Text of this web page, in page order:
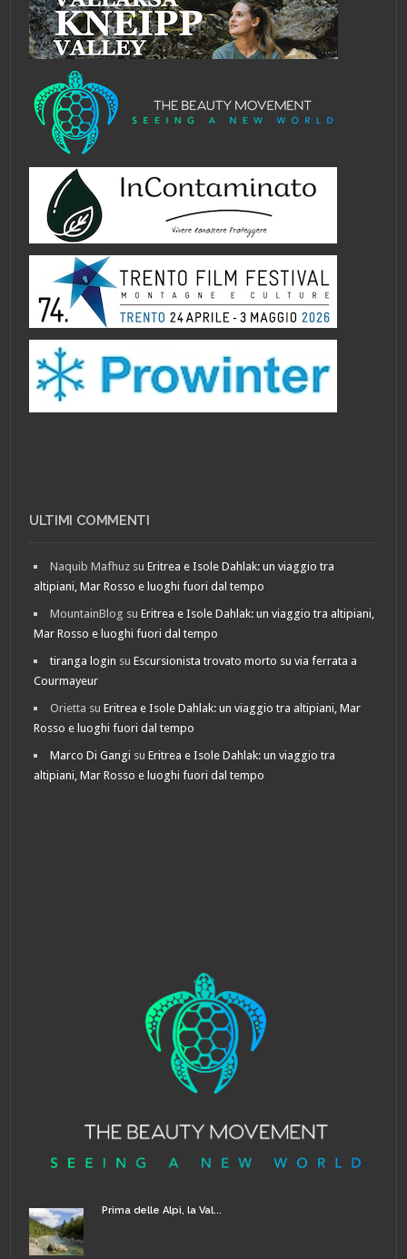
ULTIMI COMMENTI
Naquib Mafhuz suEritrea e Isole Dahlak: un viaggio tra
altipiani, Mar Rosso e luoghi fuori dal tempo
MountainBlog suEritrea e Isole Dahlak: un viaggio tra altipiani,
Mar Rosso e luoghi fuori dal tempo
tiranga login suEscursionista trovato morto su via ferrata a
Courmayeur
Orietta suEritrea e Isole Dahlak: un viaggio tra altipiani, Mar
Rosso e luoghi fuori dal tempo
Marco Di Gangi suEritrea e Isole Dahlak: un viaggio tra
altipiani, Mar Rosso e luoghi fuori dal tempo
Prima delle Alpi, la Val...